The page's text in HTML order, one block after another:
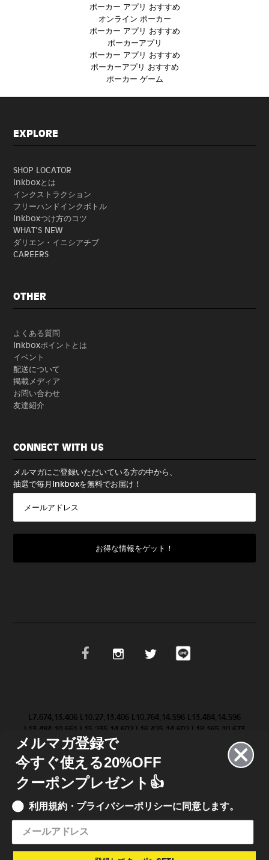
ポーカー アプリ おすすめ
オンライン ポーカー
ポーカー アプリ おすすめ
ポーカーアプリ
ポーカー アプリ おすすめ
ポーカーアプリ おすすめ
ポーカー ゲーム
EXPLORE
SHOP LOCATOR
Inkboxとは
インクストラクション
フリーハンドインクボトル
Inkboxつけ方のコツ
WHAT'S NEW
ダリエン・イニシアチブ
CAREERS
OTHER
よくある質問
Inkboxポイントとは
イベント
配送について
掲載メディア
お問い合わせ
友達紹介
CONNECT WITH US
メルマガにご登録いただいている方の中から、
抽選で毎月Inkboxを無料でお届け！
L7.674,13.406 L10.27,13.406 L10.764,14.596 L13.484,14.596
L13.484,10.661 L15.235,14.602 L16.425,14.602 L18.165,10.673
L18.165,14.603 L19.623,14.603 L19.647,9.083 L19.646,9.084 Z
M28.986,11.852 L31.517,9.084 L29.695,9.084 L28.094,10.81
L26.546,9.084 L20.652,9.084 L20.652,14.602 L26.462,14.602
L28.076,12.864 L29.624,14.602 L31.499,14.602 L28.987,11.852
L28.986,11.852 Z"/>
特定商取引法に基づく表記 • 利用規約 •プライバシーポリシー
メルマガ登録で
今すぐ使える20%OFF
クーポンプレゼント👍
利用規約・プライバシーポリシーに同意します。